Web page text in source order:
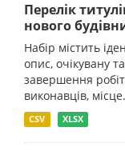
Перелік
нового
Набір містить
опис, очікувану
завершення
виконавців,
CSV XLSX